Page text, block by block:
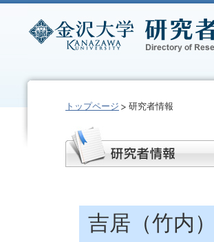
トップページ 研究者情報
吉居（竹内